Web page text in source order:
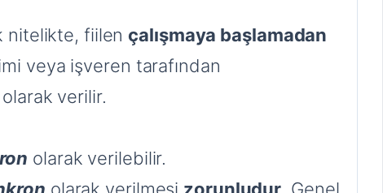
nitelikte, fiilen çalışmaya başlamadan
veya işveren tarafından
olarak verilir.
olarak verilebilir.